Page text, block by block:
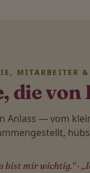
MITARBEITER &
die
Anlass — vom
bist mir wichtig.“ ·